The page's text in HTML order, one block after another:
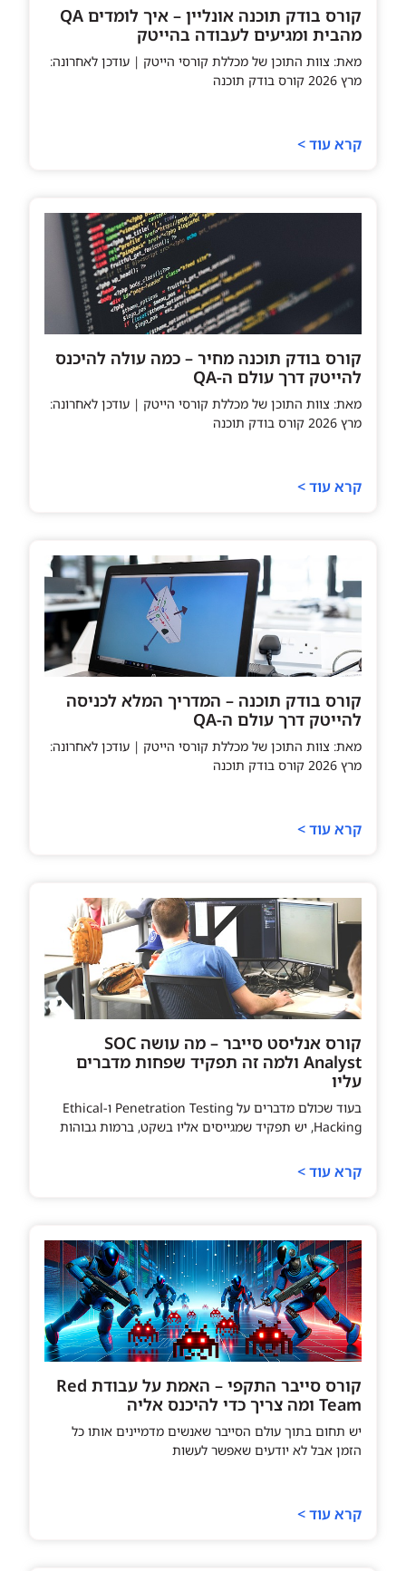
קורס בודק תוכנה אונליין – איך לומדים QA
מהבית ומגיעים לעבודה בהייטק
מאת: צוות התוכן של מכללת קורסי הייטק | עודכן לאחרונה:
מרץ 2026 קורס בודק תוכנה
קרא עוד >
קורס בודק תוכנה מחיר – כמה עולה להיכנס
להייטק דרך עולם ה-QA
מאת: צוות התוכן של מכללת קורסי הייטק | עודכן לאחרונה:
מרץ 2026 קורס בודק תוכנה
קרא עוד >
קורס בודק תוכנה – המדריך המלא לכניסה
להייטק דרך עולם ה-QA
מאת: צוות התוכן של מכללת קורסי הייטק | עודכן לאחרונה:
מרץ 2026 קורס בודק תוכנה
קרא עוד >
קורס אנליסט סייבר – מה עושה SOC
Analyst ולמה זה תפקיד שפחות מדברים
עליו
בעוד שכולם מדברים על Penetration Testing ו-Ethical
Hacking, יש תפקיד שמגייסים אליו בשקט, ברמות גבוהות
קרא עוד >
קורס סייבר התקפי – האמת על עבודת Red
Team ומה צריך כדי להיכנס אליה
יש תחום בתוך עולם הסייבר שאנשים מדמיינים אותו כל
הזמן אבל לא יודעים שאפשר לעשות
קרא עוד >